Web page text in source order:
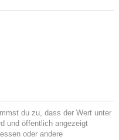
du zu, dass der Wert unter
und öffentlich angezeigt
oder andere